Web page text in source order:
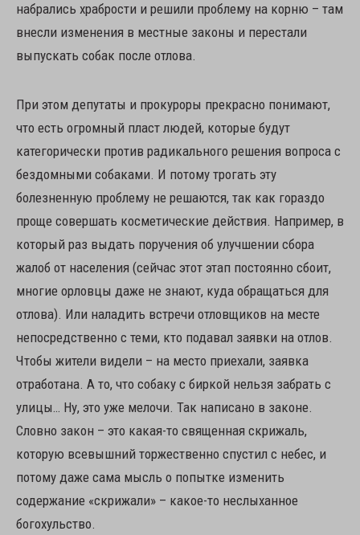
набрались храбрости и решили проблему на корню – там
внесли изменения в местные законы и перестали
выпускать собак после отлова.
При этом депутаты и прокуроры прекрасно понимают,
что есть огромный пласт людей, которые будут
категорически против радикального решения вопроса с
бездомными собаками. И потому трогать эту
болезненную проблему не решаются, так как гораздо
проще совершать косметические действия. Например, в
который раз выдать поручения об улучшении сбора
жалоб от населения (сейчас этот этап постоянно сбоит,
многие орловцы даже не знают, куда обращаться для
отлова). Или наладить встречи отловщиков на месте
непосредственно с теми, кто подавал заявки на отлов.
Чтобы жители видели – на место приехали, заявка
отработана. А то, что собаку с биркой нельзя забрать с
улицы… Ну, это уже мелочи. Так написано в законе.
Словно закон – это какая-то священная скрижаль,
которую всевышний торжественно спустил с небес, и
потому даже сама мысль о попытке изменить
содержание «скрижали» – какое-то неслыханное
богохульство.